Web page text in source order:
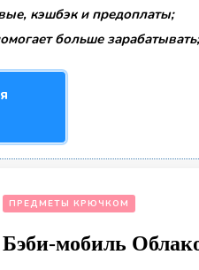
кэшбэк и предоплаты;
больше зарабатывать;
ПРЕДМЕТЫ КРЮЧКОМ
Бэби-мобиль